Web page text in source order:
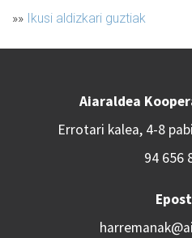
»» Ikusi aldizkari guztiak
Aiaraldea
Errotari kalea, 4-8
94 656